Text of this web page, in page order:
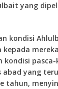
yang
kondisi
kepada
kondisi
yang
tahun,